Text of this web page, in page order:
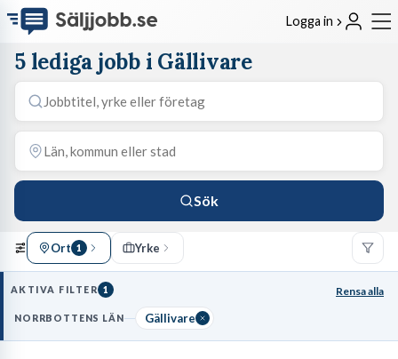
Logga in
5 lediga jobb i Gällivare
Sök
Ort 1 Yrke
AKTIVA FILTER 1 Rensa alla
NORRBOTTENS LÄN Gällivare